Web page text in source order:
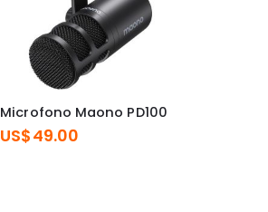
Microfono Maono PD100
US$49.00